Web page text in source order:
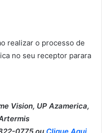
realizar o processo de
no seu receptor parara
Vision, UP Azamerica,